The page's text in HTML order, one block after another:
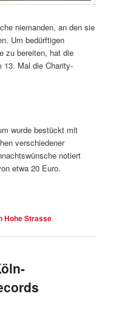
niemanden, an den sie
Um bedürftigen
zu bereiten, hat die
13. Mal die Charity-
wurde bestückt mit
verschiedener
notiert
etwa 20 Euro.
Hohe Strasse